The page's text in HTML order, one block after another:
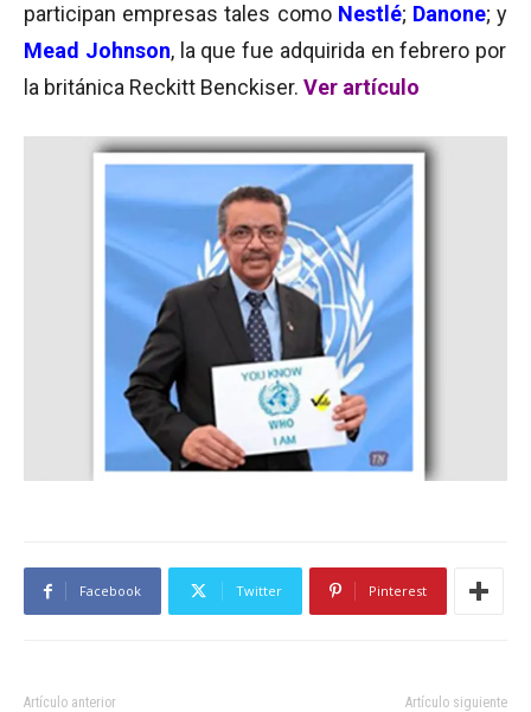
participan empresas tales como Nestlé; Danone; y
Mead Johnson, la que fue adquirida en febrero por
la británica Reckitt Benckiser. Ver artículo
Facebook Twitter Pinterest
Artículo anterior Artículo siguiente